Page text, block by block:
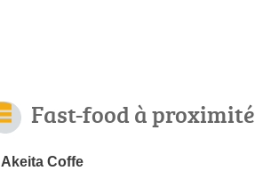
Fast-food à proximité
Akeita Coffe